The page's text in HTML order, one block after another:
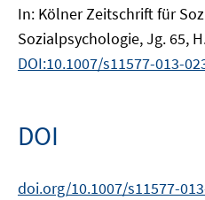
In: Kölner Zeitschrift für
Sozialpsychologie, Jg. 65,
DOI:10.1007/s11577-013-
DOI
doi.org/10.1007/s11577-